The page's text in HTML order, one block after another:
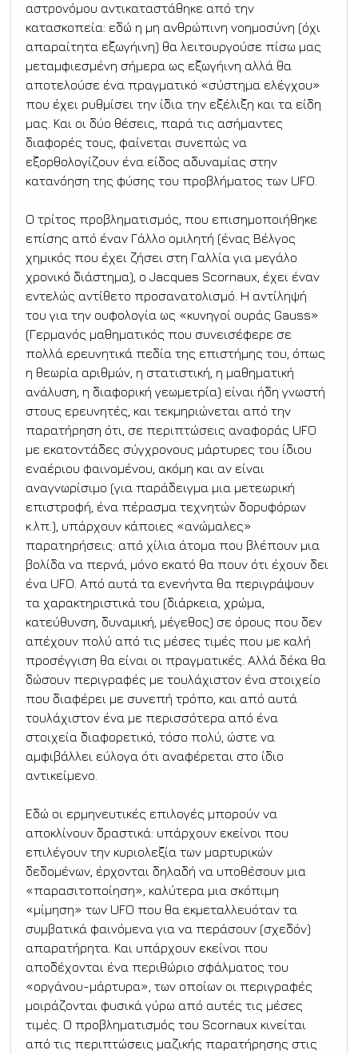
αστρονόμου αντικαταστάθηκε από την
κατασκοπεία: εδώ η μη ανθρώπινη νοημοσύνη (όχι
απαραίτητα εξωγήινη) θα λειτουργούσε πίσω μας
μεταμφιεσμένη σήμερα ως εξωγήινη αλλά θα
αποτελούσε ένα πραγματικό «σύστημα ελέγχου»
που έχει ρυθμίσει την ίδια την εξέλιξη και τα είδη
μας. Και οι δύο θέσεις, παρά τις ασήμαντες
διαφορές τους, φαίνεται συνεπώς να
εξορθολογίζουν ένα είδος αδυναμίας στην
κατανόηση της φύσης του προβλήματος των UFO.
Ο τρίτος προβληματισμός, που επισημοποιήθηκε
επίσης από έναν Γάλλο ομιλητή (ένας Βέλγος
χημικός που έχει ζήσει στη Γαλλία για μεγάλο
χρονικό διάστημα), ο Jacques Scornaux, έχει έναν
εντελώς αντίθετο προσανατολισμό. Η αντίληψή
του για την ουφολογία ως «κυνηγοί ουράς Gauss»
(Γερμανός μαθηματικός που συνεισέφερε σε
πολλά ερευνητικά πεδία της επιστήμης του, όπως
η θεωρία αριθμών, η στατιστική, η μαθηματική
ανάλυση, η διαφορική γεωμετρία) είναι ήδη γνωστή
στους ερευνητές, και τεκμηριώνεται από την
παρατήρηση ότι, σε περιπτώσεις αναφοράς UFO
με εκατοντάδες σύγχρονους μάρτυρες του ίδιου
εναέριου φαινομένου, ακόμη και αν είναι
αναγνωρίσιμο (για παράδειγμα μια μετεωρική
επιστροφή, ένα πέρασμα τεχνητών δορυφόρων
κ.λπ.), υπάρχουν κάποιες «ανώμαλες»
παρατηρήσεις: από χίλια άτομα που βλέπουν μια
βολίδα να περνά, μόνο εκατό θα πουν ότι έχουν δει
ένα UFO. Από αυτά τα ενενήντα θα περιγράψουν
τα χαρακτηριστικά του (διάρκεια, χρώμα,
κατεύθυνση, δυναμική, μέγεθος) σε όρους που δεν
απέχουν πολύ από τις μέσες τιμές που με καλή
προσέγγιση θα είναι οι πραγματικές. Αλλά δέκα θα
δώσουν περιγραφές με τουλάχιστον ένα στοιχείο
που διαφέρει με συνεπή τρόπο, και από αυτά
τουλάχιστον ένα με περισσότερα από ένα
στοιχεία διαφορετικό, τόσο πολύ, ώστε να
αμφιβάλλει εύλογα ότι αναφέρεται στο ίδιο
αντικείμενο.
Εδώ οι ερμηνευτικές επιλογές μπορούν να
αποκλίνουν δραστικά: υπάρχουν εκείνοι που
επιλέγουν την κυριολεξία των μαρτυρικών
δεδομένων, έρχονται δηλαδή να υποθέσουν μια
«παρασιτοποίηση», καλύτερα μια σκόπιμη
«μίμηση» των UFO που θα εκμεταλλευόταν τα
συμβατικά φαινόμενα για να περάσουν (σχεδόν)
απαρατήρητα. Και υπάρχουν εκείνοι που
αποδέχονται ένα περιθώριο σφάλματος του
«οργάνου-μάρτυρα», των οποίων οι περιγραφές
μοιράζονται φυσικά γύρω από αυτές τις μέσες
τιμές. Ο προβληματισμός του Scornaux κινείται
από τις περιπτώσεις μαζικής παρατήρησης στις